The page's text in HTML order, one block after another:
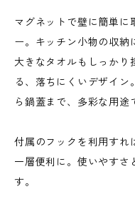
マグネットで壁に簡単に
ー。キッチン小物の収納
大きなタオルもしっかり
る、落ちにくいデザイ
ら鍋蓋まで、多彩な用途
付属のフックを利用すれ
一層便利に。使いやすさ
す。